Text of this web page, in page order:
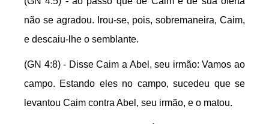
não se agradou. Irou-se, pois, sobremaneira, Caim,
e descaiu-lhe o semblante.
(GN 4:8) - Disse Caim a Abel, seu irmão: Vamos ao
campo. Estando eles no campo, sucedeu que se
levantou Caim contra Abel, seu irmão, e o matou.